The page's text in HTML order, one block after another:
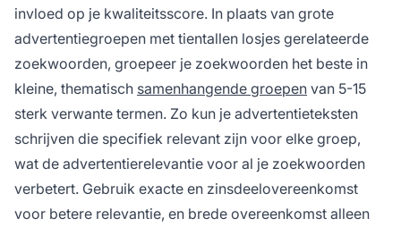
invloed op je kwaliteitsscore. In plaats van grote
advertentiegroepen met tientallen losjes gerelateerde
zoekwoorden, groepeer je zoekwoorden het beste in
kleine, thematisch samenhangende groepen van 5-15
sterk verwante termen. Zo kun je advertentieteksten
schrijven die specifiek relevant zijn voor elke groep,
wat de advertentierelevantie voor al je zoekwoorden
verbetert. Gebruik exacte en zinsdeelovereenkomst
voor betere relevantie, en brede overeenkomst alleen